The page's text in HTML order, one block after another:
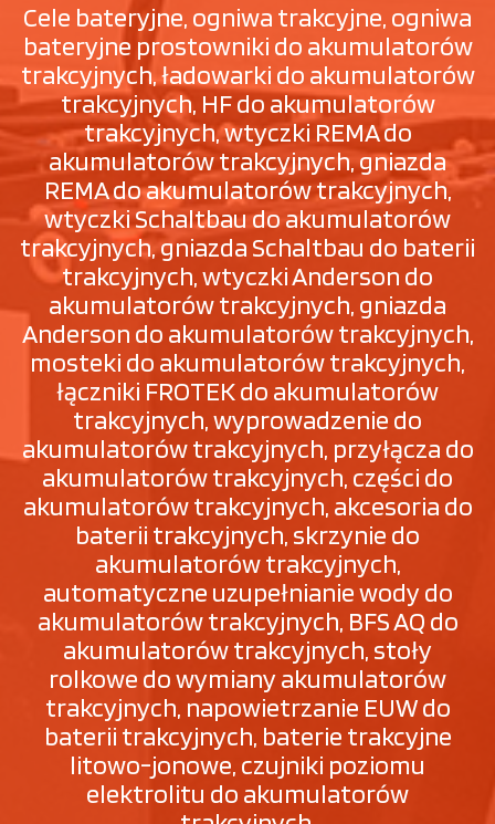
Cele bateryjne, ogniwa trakcyjne, ogniwa
bateryjne prostowniki do akumulatorów
trakcyjnych, ładowarki do akumulatorów
trakcyjnych, HF do akumulatorów
trakcyjnych, wtyczki REMA do
akumulatorów trakcyjnych, gniazda
REMA do akumulatorów trakcyjnych,
wtyczki Schaltbau do akumulatorów
trakcyjnych, gniazda Schaltbau do baterii
trakcyjnych, wtyczki Anderson do
akumulatorów trakcyjnych, gniazda
Anderson do akumulatorów trakcyjnych,
mosteki do akumulatorów trakcyjnych,
łączniki FROTEK do akumulatorów
trakcyjnych, wyprowadzenie do
akumulatorów trakcyjnych, przyłącza do
akumulatorów trakcyjnych, części do
akumulatorów trakcyjnych, akcesoria do
baterii trakcyjnych, skrzynie do
akumulatorów trakcyjnych,
automatyczne uzupełnianie wody do
akumulatorów trakcyjnych, BFS AQ do
akumulatorów trakcyjnych, stoły
rolkowe do wymiany akumulatorów
trakcyjnych, napowietrzanie EUW do
baterii trakcyjnych, baterie trakcyjne
litowo-jonowe, czujniki poziomu
elektrolitu do akumulatorów